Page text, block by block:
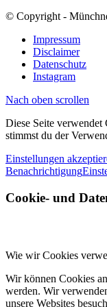
© Copyright -
Impressum
Disclaimer
Datenschutz
Instagram
Nach oben scrollen
Diese Seite
stimmst du der
Einstellungen
Benachrichtigung
Cookie- und
Wie wir Cookies
Wir können Cookies
werden. Wir
unsere Websites